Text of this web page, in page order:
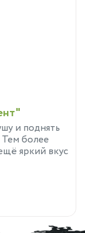
и поднять
более
яркий вкус